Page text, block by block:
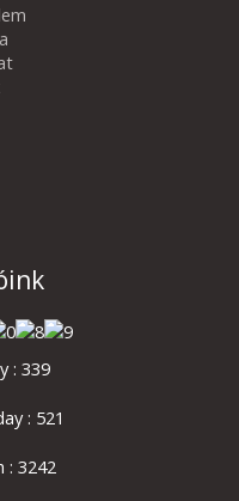
: 339
: 521
3242